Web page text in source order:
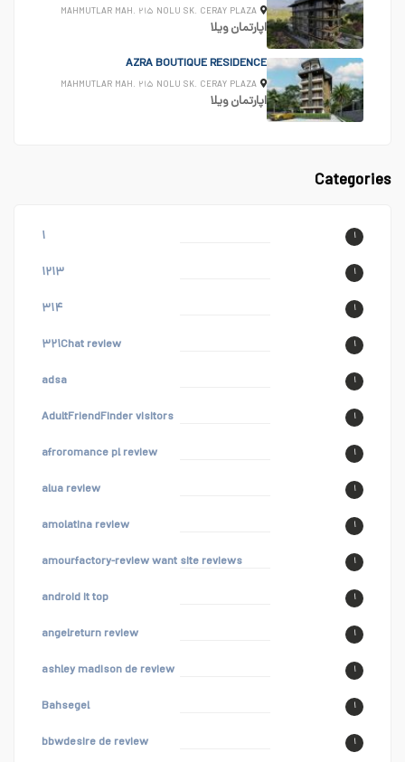
MAHMUTLAR MAH. ۲۱۵ NOLU SK. CERAY PLAZA
اپارتمانویلا
AZRA BOUTIQUE RESIDENCE
MAHMUTLAR MAH. ۲۱۵ NOLU SK. CERAY PLAZA
اپارتمانویلا
Categories
۱ ۱
۱۲۱۳ ۱
۳۱۴ ۱
۳۲۱Chat review ۱
adsa ۱
AdultFriendFinder visitors ۱
afroromance pl review ۱
alua review ۱
amolatina review ۱
amourfactory-review want site reviews ۱
android it top ۱
angelreturn review ۱
ashley madison de review ۱
Bahsegel ۱
bbwdesire de review ۱